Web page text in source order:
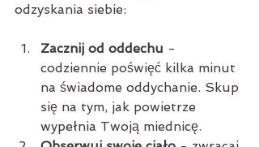
odzyskania siebie:
Zacznij od oddechu -
codziennie poświęć kilka minut
na świadome oddychanie. Skup
się na tym, jak powietrze
wypełnia Twoją miednicę.